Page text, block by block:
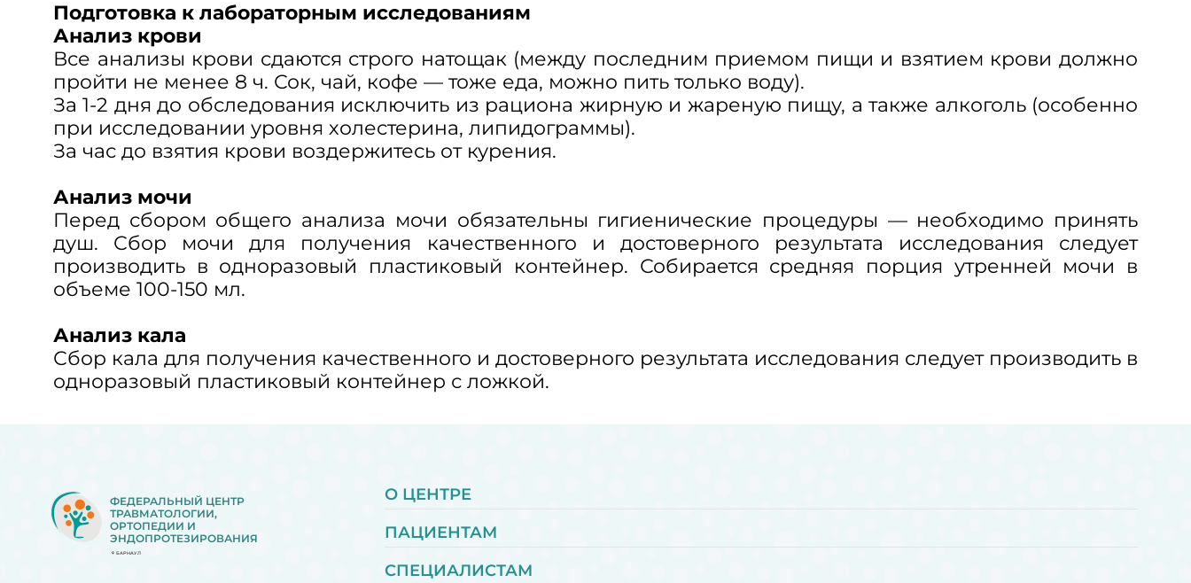
Подготовка к лабораторным исследованиям
Анализ крови
Все анализы крови сдаются строго натощак (между последним приемом пищи и взятием крови должно
пройти не менее 8 ч. Сок, чай, кофе — тоже еда, можно пить только воду).
За 1-2 дня до обследования исключить из рациона жирную и жареную пищу, а также алкоголь (особенно
при исследовании уровня холестерина, липидограммы).
За час до взятия крови воздержитесь от курения.
Анализ мочи
Перед сбором общего анализа мочи обязательны гигиенические процедуры — необходимо принять
душ. Сбор мочи для получения качественного и достоверного результата исследования следует
производить в одноразовый пластиковый контейнер. Собирается средняя порция утренней мочи в
объеме 100-150 мл.
Анализ кала
Сбор кала для получения качественного и достоверного результата исследования следует производить в
одноразовый пластиковый контейнер с ложкой.
ФЕДЕРАЛЬНЫЙ ЦЕНТР
ТРАВМАТОЛОГИИ,
ОРТОПЕДИИ И
ЭНДОПРОТЕЗИРОВАНИЯ
БАРНАУЛ
О ЦЕНТРЕ
ПАЦИЕНТАМ
СПЕЦИАЛИСТАМ